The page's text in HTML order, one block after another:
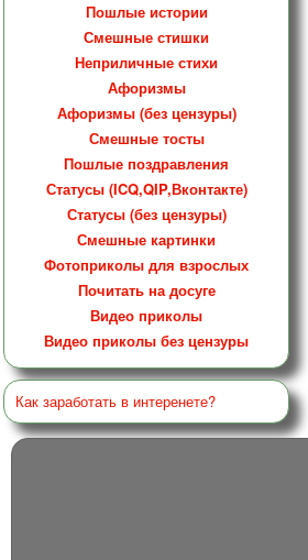
Пошлые истории
Смешные стишки
Неприличные стихи
Афоризмы
Афоризмы (без цензуры)
Смешные тосты
Пошлые поздравления
Статусы (ICQ,QIP,Вконтакте)
Статусы (без цензуры)
Смешные картинки
Фотоприколы для взрослых
Почитать на досуге
Видео приколы
Видео приколы без цензуры
Как заработать в интеренете?